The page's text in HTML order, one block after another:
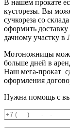
В нашем прокате
кусторезы. Вы
сучкореза со
оформить
дачному участку в
Мотоножницы
больше дней в
Наш мега-прокат
оформления
Нужна помощь с